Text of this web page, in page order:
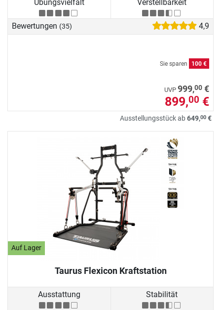
Übungsvielfalt Verstellbarkeit
Bewertungen (35) 4,9
Sie sparen 100 €
UVP 999,00 €
899,00 €
Ausstellungsstück ab649,00 €
Auf Lager
Taurus Flexicon Kraftstation
Ausstattung Stabilität